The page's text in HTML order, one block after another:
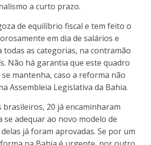
a curto prazo.
de equilíbrio fiscal e tem feito o
em dia de salários e
todas as categorias, na contramão
Não há garantia que este quadro
mantenha, caso a reforma não
Assembleia Legislativa da Bahia.
brasileiros, 20 já encaminharam
adequar ao novo modelo de
já foram aprovadas. Se por um